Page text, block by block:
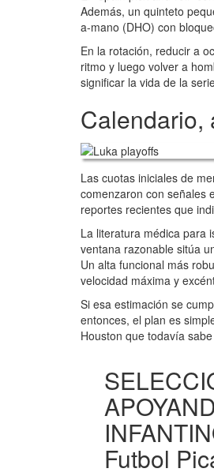
Además, un quinteto
a-mano (DHO) con
En la rotación, reducir a
ritmo y luego volver a
significar la vida de la
Calendario,
Las cuotas iniciales de
comenzaron con señales
reportes recientes que
La literatura médica para
ventana razonable sitúa
Un alta funcional más
velocidad máxima y
Si esa estimación se
entonces, el plan es
Houston que todavía
Futbol